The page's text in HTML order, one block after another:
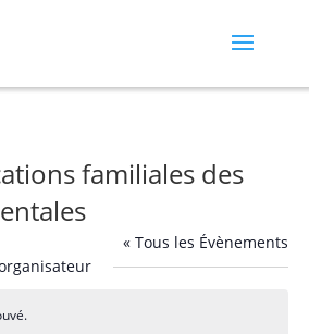
familiales des
« Tous les Évènements